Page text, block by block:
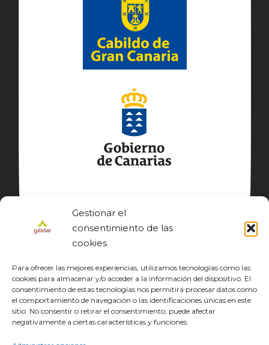
Gestionar el
consentimiento de las
cookies
Para ofrecer las mejores experiencias, utilizamos tecnologías como las
cookies para almacenar y/o acceder a la información del dispositivo. El
consentimiento de estas tecnologías nos permitirá procesar datos como
el comportamiento de navegación o las identificaciones únicas en este
sitio. No consentir o retirar el consentimiento, puede afectar
negativamente a ciertas características y funciones.
© GÁLDAR JACOBEO 2027
CONOCE